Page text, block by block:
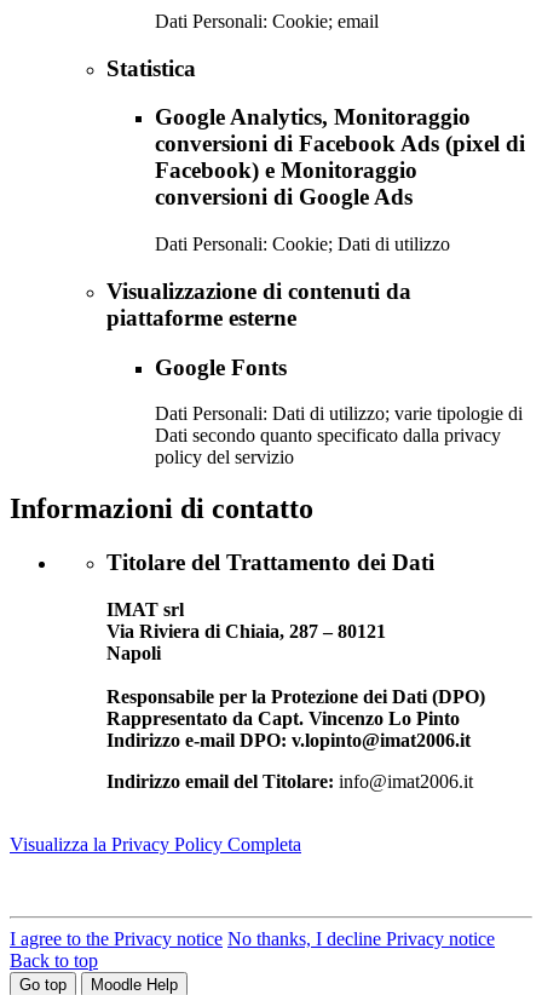
Dati Personali: Cookie; email
Statistica
Google Analytics, Monitoraggio
conversioni di Facebook Ads (pixel di
Facebook) e Monitoraggio
conversioni di Google Ads
Dati Personali: Cookie; Dati di utilizzo
Visualizzazione di contenuti da
piattaforme esterne
Google Fonts
Dati Personali: Dati di utilizzo; varie tipologie di
Dati secondo quanto specificato dalla privacy
policy del servizio
Informazioni di contatto
Titolare del Trattamento dei Dati
IMAT srl
Via Riviera di Chiaia, 287 – 80121
Napoli
Responsabile per la Protezione dei Dati (DPO)
Rappresentato da Capt. Vincenzo Lo Pinto
Indirizzo e-mail DPO: v.lopinto@imat2006.it
Indirizzo email del Titolare: info@imat2006.it
Visualizza la Privacy Policy Completa
I agree to the Privacy notice No thanks, I decline Privacy notice
Back to top
Go top Moodle Help